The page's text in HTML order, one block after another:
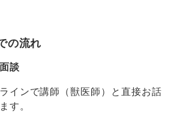
の流れ
談
インで講師（獣医師）と直接お話
す。